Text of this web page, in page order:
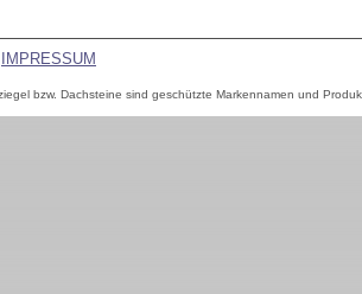
IMPRESSUM
bzw. Dachsteine sind geschützte Markennamen und